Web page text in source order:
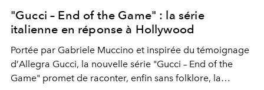
"Gucci – End of the Game" : la série
italienne en réponse à Hollywood
Portée par Gabriele Muccino et inspirée du témoignage
d’Allegra Gucci, la nouvelle série "Gucci – End of the
Game" promet de raconter, enfin sans folklore, la